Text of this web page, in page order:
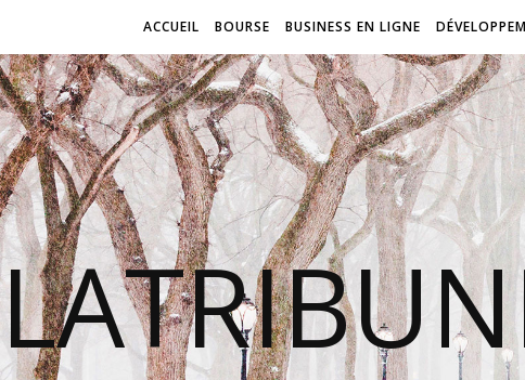
ACCUEIL BOURSE BUSINESS EN LIGNE